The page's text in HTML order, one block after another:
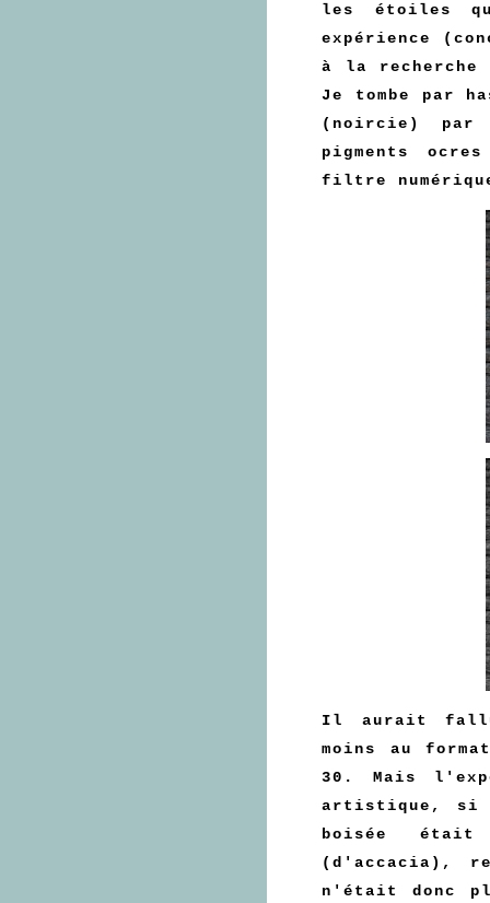
les étoiles
expérience
à la
Je tombe par
(noircie) par
pigments
filtre
Il aurait fallu
moins au
30. Mais
artistique, si
boisée
(d'accacia),
n'était donc